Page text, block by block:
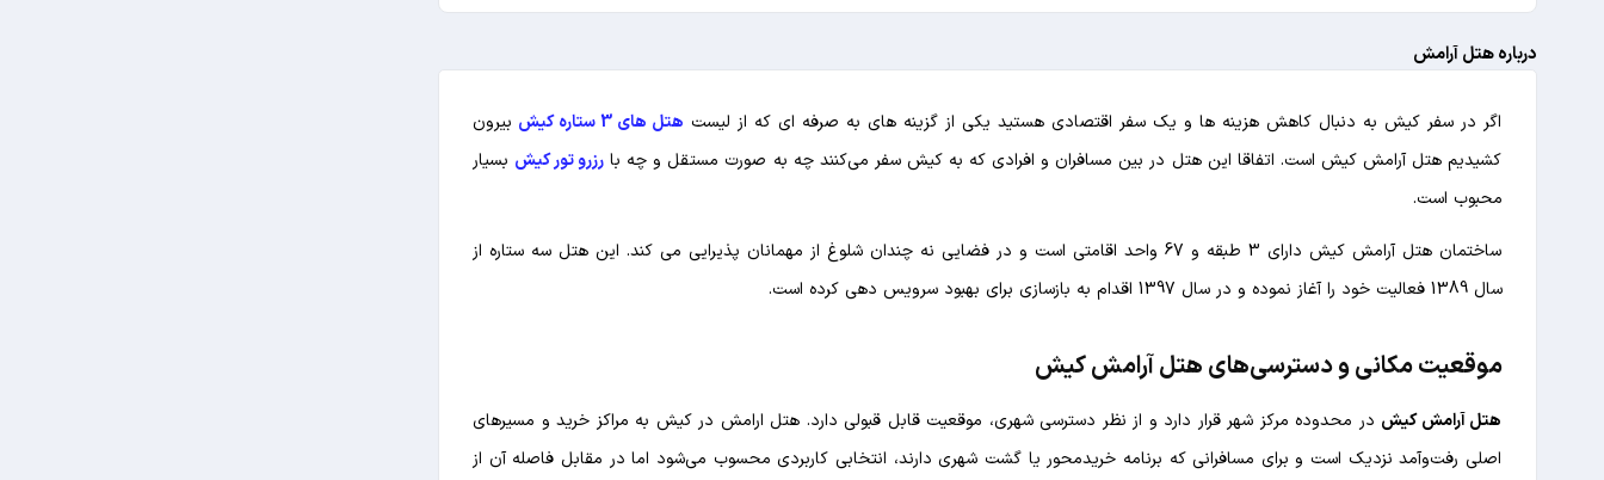
درباره هتل آرامش
اگر در سفر کیش به دنبال کاهش هزینه ها و یک سفر اقتصادی هستید یکی از گزینه های به صرفه ای که از لیست هتل های 3 ستاره کیش
بیرون
کشیدیم هتل آرامش کیش است. اتفاقا این هتل در بین مسافران و افرادی که به کیش سفر می‌کنند چه به صورت مستقل و چه با رزرو تور کیش بسیار
محبوب است.
ساختمان هتل آرامش کیش دارای 3 طبقه و 67 واحد اقامتی است و در فضایی نه چندان شلوغ از مهمانان پذیرایی می کند. این هتل سه ستاره از
سال 1389 فعالیت خود را آغاز نموده و در سال 1397 اقدام به بازسازی برای بهبود سرویس دهی کرده است.
موقعیت مکانی و دسترسی‌های هتل آرامش کیش
هتل آرامش کیش در محدوده مرکز شهر قرار دارد و از نظر دسترسی شهری، موقعیت قابل قبولی دارد. هتل ارامش در کیش به مراکز خرید و مسیرهای
اصلی رفت‌وآمد نزدیک است و برای مسافرانی که برنامه خریدمحور یا گشت شهری دارند، انتخابی کاربردی محسوب می‌شود اما در مقابل فاصله آن از